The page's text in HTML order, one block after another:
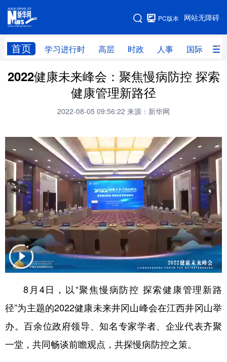
网站无障碍
PC版本
首页 学习进行时 高层 时政 人事 国际 财
网站地图
学习进行时 高层 时政 人事
财经 网评
科技 科创 量子 体育
文化 书画 健康 军事
访谈 视频 图片
法律 中央文件 金融 汽车
食品 人居 信息化 数字经济
学术中国 乡村振兴 溯源中国
城市 能源 会展
彩票 娱乐 时尚 悦读
公益 一带一路 亚太网 上市公司
文化产业
2022健康未来峰会：聚焦慢病防控 探索
健康管理新路径
2022-08-05 09:56:22 来源：新华网
8月4日，以“聚焦慢病防控 探索健康管理新路
径”为主题的2022健康未来井冈山峰会在江西井冈山举
办。百余位政府领导、知名专家学者、企业代表齐聚
一堂，共同畅谈前瞻观点，共探慢病防控之策。